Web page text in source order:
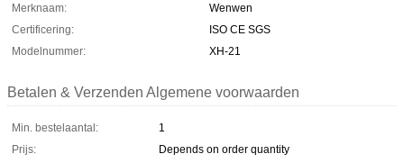
Merknaam:
Wenwen
Certificering:
ISO CE SGS
Modelnummer:
XH-21
Betalen & Verzenden Algemene voorwaarden
Min. bestelaantal:
1
Prijs:
Depends on order quantity